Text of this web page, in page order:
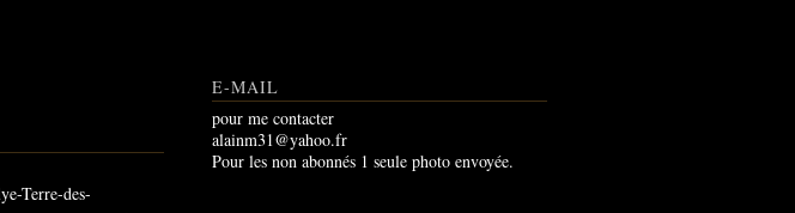
E-MAIL
pour me contacter
alainm31@yahoo.fr
Pour les non abonnés 1 seule photo envoyée.